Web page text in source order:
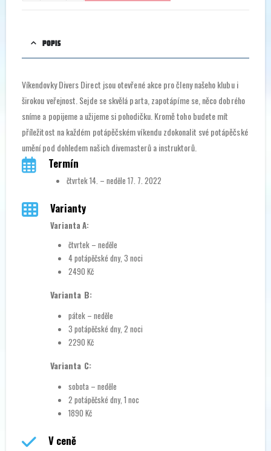
POPIS
Víkendovky Divers Direct jsou otevřené akce pro členy našeho klubu i
širokou veřejnost. Sejde se skvělá parta, zapotápíme se, něco dobrého
sníme a popijeme a užijeme si pohodičku. Kromě toho budete mít
příležitost na každém potápěčském víkendu zdokonalit své potápěčské
umění pod dohledem našich divemasterů a instruktorů.
Termín
čtvrtek 14. – neděle 17. 7. 2022
Varianty
Varianta A:
čtvrtek – neděle
4 potápěčské dny, 3 noci
2490 Kč
Varianta B:
pátek – neděle
3 potápěčské dny, 2 noci
2290 Kč
Varianta C:
sobota – neděle
2 potápěčské dny, 1 noc
1890 Kč
V ceně